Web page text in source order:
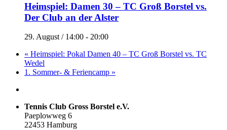
Heimspiel: Damen 30 – TC Groß Borstel vs.
Der Club an der Alster
29. August / 14:00 - 20:00
« Heimspiel: Pokal Damen 40 – TC Groß Borstel vs. TC
Wedel
1. Sommer- & Feriencamp »
Tennis Club Gross Borstel e.V.
Paeplowweg 6
22453 Hamburg